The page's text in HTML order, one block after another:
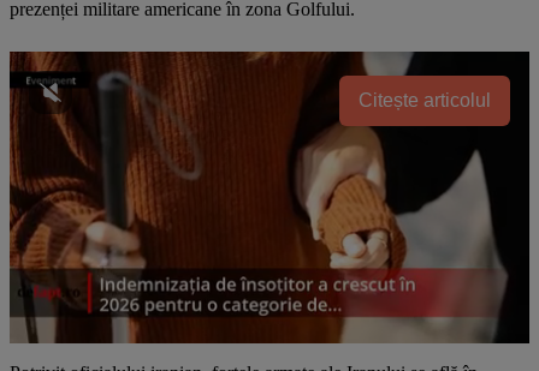
prezenței militare americane în zona Golfului.
Citește articolul